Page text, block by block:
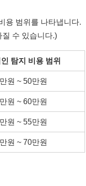
용 범위를 나타냅니다.
수 있습니다.)
탐지 비용 범위
원 ~ 50만원
원 ~ 60만원
원 ~ 55만원
원 ~ 70만원